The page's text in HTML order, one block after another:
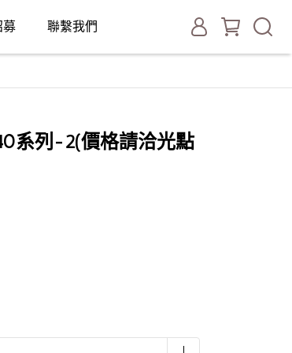
募 聯繫我們
系列-2(價格請洽光點